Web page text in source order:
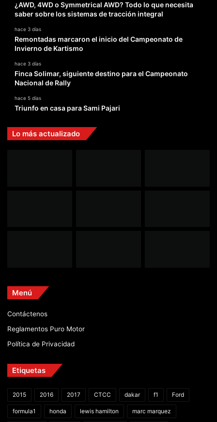
¿AWD, 4WD o Symmetrical AWD? Todo lo que necesita
saber sobre los sistemas de tracción integral
hace 3 días
Remontadas marcaron el inicio del Campeonato de
Invierno de Kartismo
hace 3 días
Finca Solimar, siguiente destino para el Campeonato
Nacional de Rally
hace 5 días
Triunfo en casa para Sami Pajari
Lo más actualizado
Menú
Contáctenos
Reglamentos Puro Motor
Política de Privacidad
Etiquetas
2015 2016 2017 CTCC dakar f1 Ford
formula1 honda lewis hamilton marc marquez